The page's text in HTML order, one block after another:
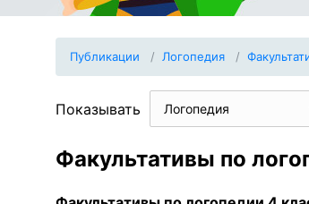
Публикации Логопедия
Показывать Логопедия
Факультативы по